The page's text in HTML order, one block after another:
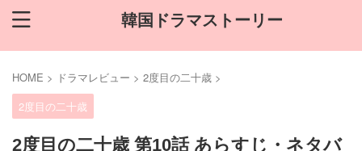
韓国ドラマストーリー
HOME > ドラマレビュー > 2度目の二十歳 >
2度目の二十歳
2度目の二十歳 第10話 あらすじ・ネタバ